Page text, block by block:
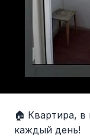
🏠 Квартира, в
каждый день!